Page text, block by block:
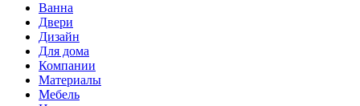
Ванна
Двери
Дизайн
Для дома
Компании
Материалы
Мебель